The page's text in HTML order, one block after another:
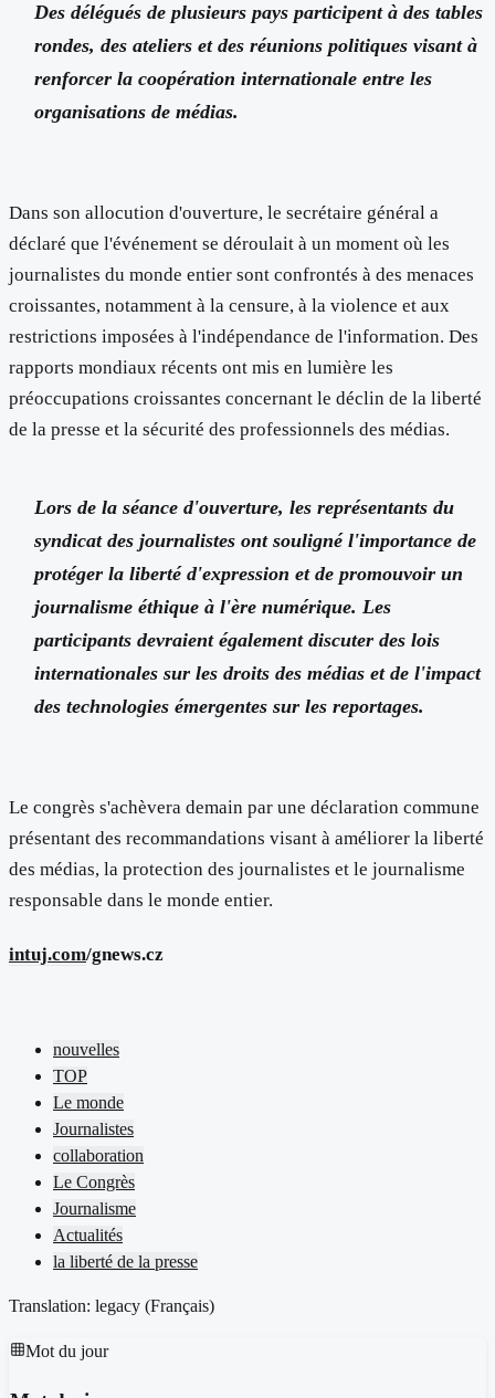
Des délégués de plusieurs pays participent à des tables
rondes, des ateliers et des réunions politiques visant à
renforcer la coopération internationale entre les
organisations de médias.
Dans son allocution d'ouverture, le secrétaire général a
déclaré que l'événement se déroulait à un moment où les
journalistes du monde entier sont confrontés à des menaces
croissantes, notamment à la censure, à la violence et aux
restrictions imposées à l'indépendance de l'information. Des
rapports mondiaux récents ont mis en lumière les
préoccupations croissantes concernant le déclin de la liberté
de la presse et la sécurité des professionnels des médias.
Lors de la séance d'ouverture, les représentants du
syndicat des journalistes ont souligné l'importance de
protéger la liberté d'expression et de promouvoir un
journalisme éthique à l'ère numérique. Les
participants devraient également discuter des lois
internationales sur les droits des médias et de l'impact
des technologies émergentes sur les reportages.
Le congrès s'achèvera demain par une déclaration commune
présentant des recommandations visant à améliorer la liberté
des médias, la protection des journalistes et le journalisme
responsable dans le monde entier.
intuj.com/gnews.cz
nouvelles
TOP
Le monde
Journalistes
collaboration
Le Congrès
Journalisme
Actualités
la liberté de la presse
Translation: legacy (Français)
Mot du jour